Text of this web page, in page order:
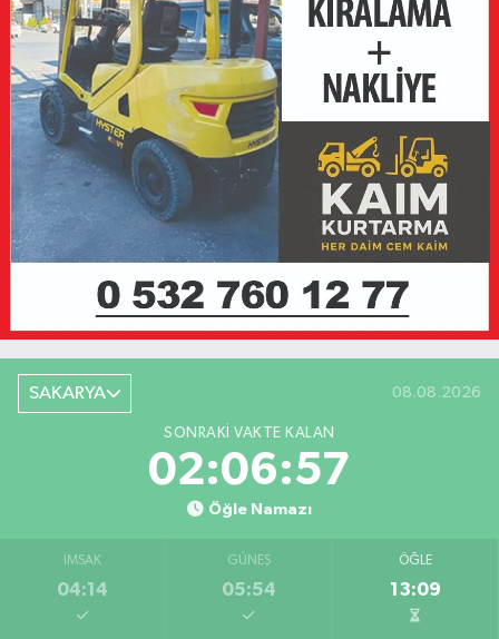
SAKARYA 08.08.2026
SONRAKI VAKTE KALAN
02:06:57
Öğle Namazı
İMSAK
04:14
GÜNEŞ
05:54
ÖĞLE
13:09